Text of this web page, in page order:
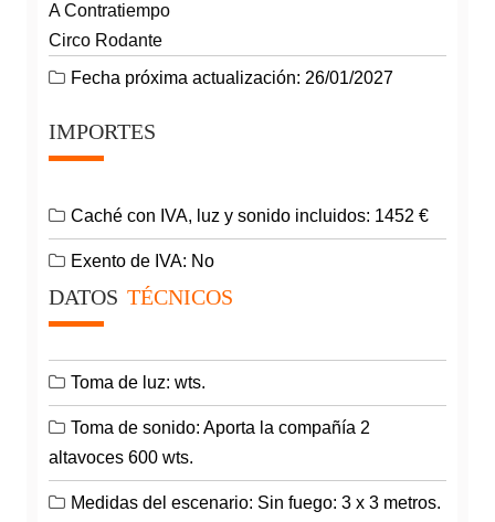
A Contratiempo
Circo Rodante
Fecha próxima actualización: 26/01/2027
IMPORTES
Caché con IVA, luz y sonido incluidos: 1452 €
Exento de IVA: No
DATOS TÉCNICOS
Toma de luz: wts.
Toma de sonido: Aporta la compañía 2
altavoces 600 wts.
Medidas del escenario: Sin fuego: 3 x 3 metros.